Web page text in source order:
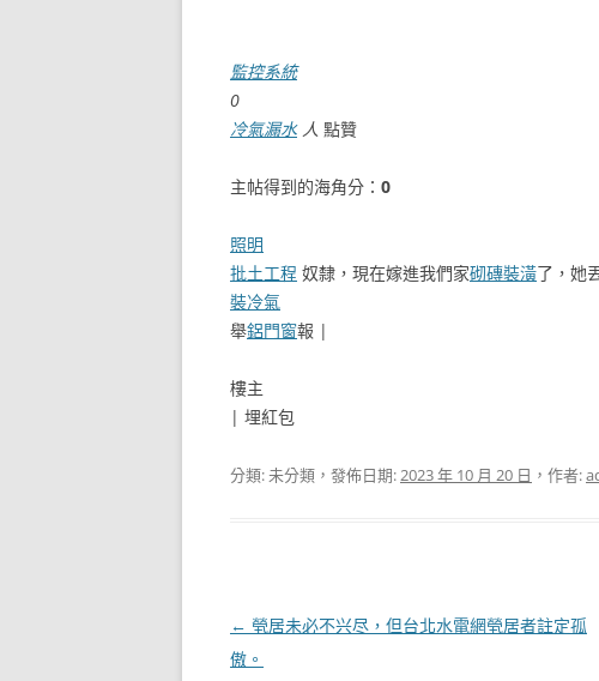
監控系統
0
冷氣漏水 人 點贊
主帖得到的海角分： 0
照明
批土工程 奴隸，現在嫁進我們家砌磚裝潢了，她
裝冷氣
舉鋁門窗報 |
樓主
| 埋紅包
分類: 未分類，發佈日期:2023 年 10 月 20 日 ，作者:
文
章
← 煢居未必不兴尽，但台北水電網煢居者註定孤
傲。